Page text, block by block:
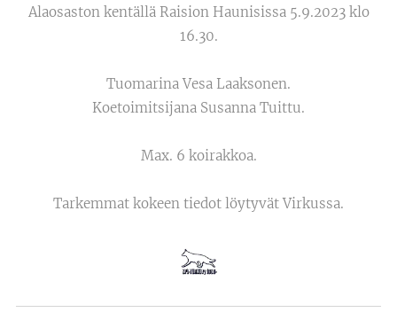
Alaosaston kentällä Raision Haunisissa 5.9.2023 klo
16.30.
Tuomarina Vesa Laaksonen.
Koetoimitsijana Susanna Tuittu.
Max. 6 koirakkoa.
Tarkemmat kokeen tiedot löytyvät Virkussa.